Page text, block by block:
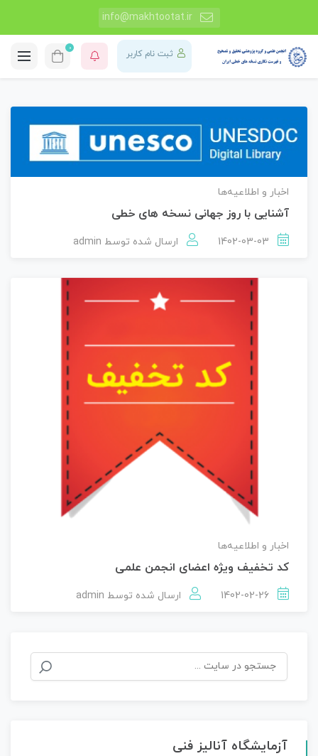
info@makhtootat.ir
ثبت نام کاربر
0
اخبار و اطلاعیه‌ها
آشنایی با روز جهانی نسخه های خطی
ارسال شده توسط admin
اخبار و اطلاعیه‌ها
کد تخفیف ویژه اعضای انجمن علمی
ارسال شده توسط admin
جستجو
برای:
آزمایشگاه آنالیز فنی